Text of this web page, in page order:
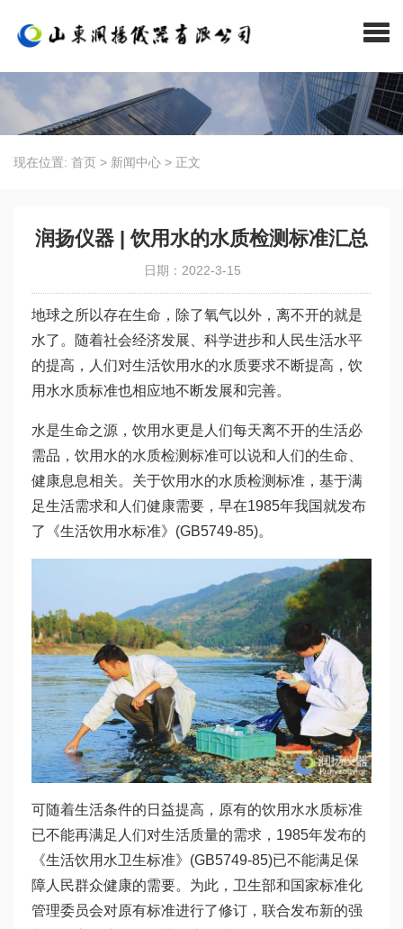
现在位置: 首页 > 新闻中心 > 正文
润扬仪器 | 饮用水的水质检测标准汇总
日期：2022-3-15
地球之所以存在生命，除了氧气以外，离不开的就是
水了。随着社会经济发展、科学进步和人民生活水平
的提高，人们对生活饮用水的水质要求不断提高，饮
用水水质标准也相应地不断发展和完善。
水是生命之源，饮用水更是人们每天离不开的生活必
需品，饮用水的水质检测标准可以说和人们的生命、
健康息息相关。关于饮用水的水质检测标准，基于满
足生活需求和人们健康需要，早在1985年我国就发布
了《生活饮用水标准》(GB5749-85)。
可随着生活条件的日益提高，原有的饮用水水质标准
已不能再满足人们对生活质量的需求，1985年发布的
《生活饮用水卫生标准》(GB5749-85)已不能满足保
障人民群众健康的需要。为此，卫生部和国家标准化
管理委员会对原有标准进行了修订，联合发布新的强